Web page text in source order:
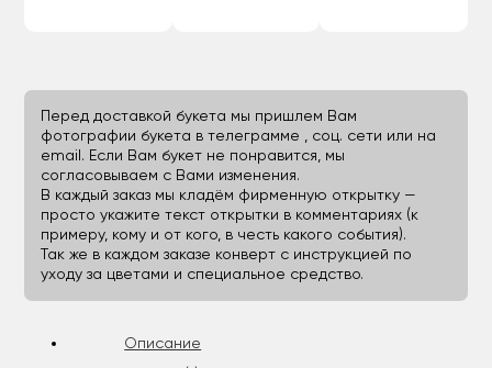
Перед доставкой букета мы пришлем Вам
фотографии букета в телеграмме , соц. сети или на
email. Если Вам букет не понравится, мы
согласовываем с Вами изменения.
В каждый заказ мы кладём фирменную открытку —
просто укажите текст открытки в комментариях (к
примеру, кому и от кого, в честь какого события).
Так же в каждом заказе конверт с инструкцией по
уходу за цветами и специальное средство.
Описание